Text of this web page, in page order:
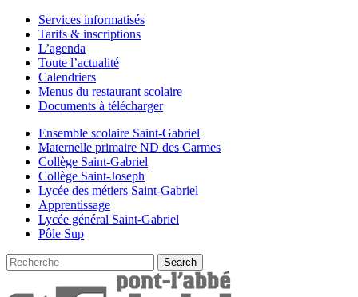
Services informatisés
Tarifs & inscriptions
L’agenda
Toute l’actualité
Calendriers
Menus du restaurant scolaire
Documents à télécharger
Ensemble scolaire Saint-Gabriel
Maternelle primaire ND des Carmes
Collège Saint-Gabriel
Collège Saint-Joseph
Lycée des métiers Saint-Gabriel
Apprentissage
Lycée général Saint-Gabriel
Pôle Sup